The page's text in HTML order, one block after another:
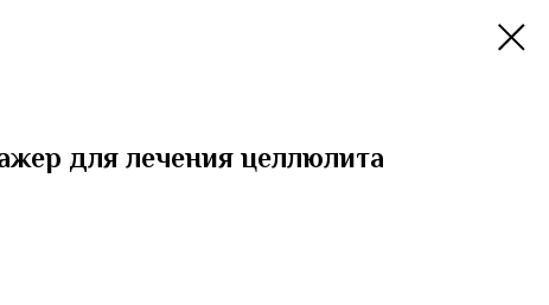
для лечения целлюлита